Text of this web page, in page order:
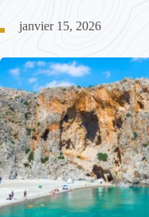
janvier 15, 2026